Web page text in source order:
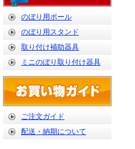
のぼり用ポール
のぼり用スタンド
取り付け補助器具
ミニのぼり取り付け器具
ご注文ガイド
配送・納期について